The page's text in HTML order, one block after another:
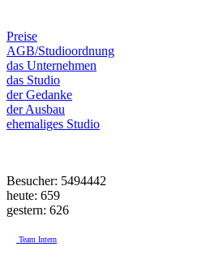
Preise
AGB/Studioordnung
das Unternehmen
das Studio
der Gedanke
der Ausbau
ehemaliges Studio
Besucher: 5494442
heute: 659
gestern: 626
Team Intern